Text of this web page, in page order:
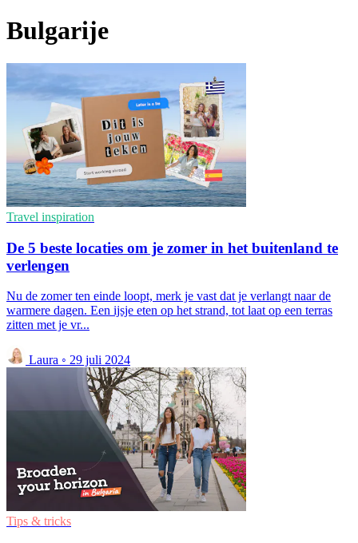
Bulgarije
Travel inspiration
De 5 beste locaties om je zomer in het buitenland te
verlengen
Nu de zomer ten einde loopt, merk je vast dat je verlangt naar de
warmere dagen. Een ijsje eten op het strand, tot laat op een terras
zitten met je vr...
Laura ◦ 29 juli 2024
Tips & tricks